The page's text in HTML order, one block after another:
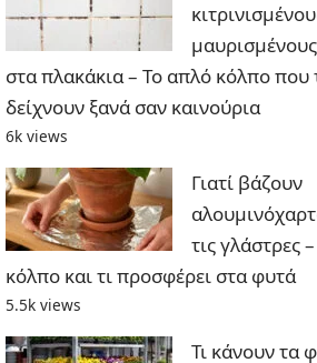
στα πλακάκια – Το απλό κόλπο που
δείχνουν ξανά σαν καινούρια
6k views
Γιατί βάζουν
τις γλάστρες
κόλπο και τι προσφέρει στα φυτά
5.5k views
Τι κάνουν τα